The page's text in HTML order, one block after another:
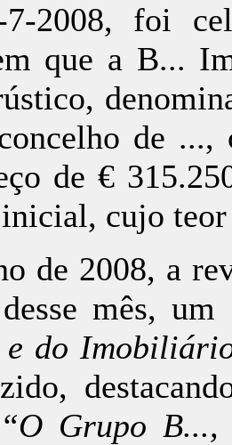
2008, foi
que a B...
de ...,
de €
cujo
de 2008, a
mês,
e do
“O Grupo